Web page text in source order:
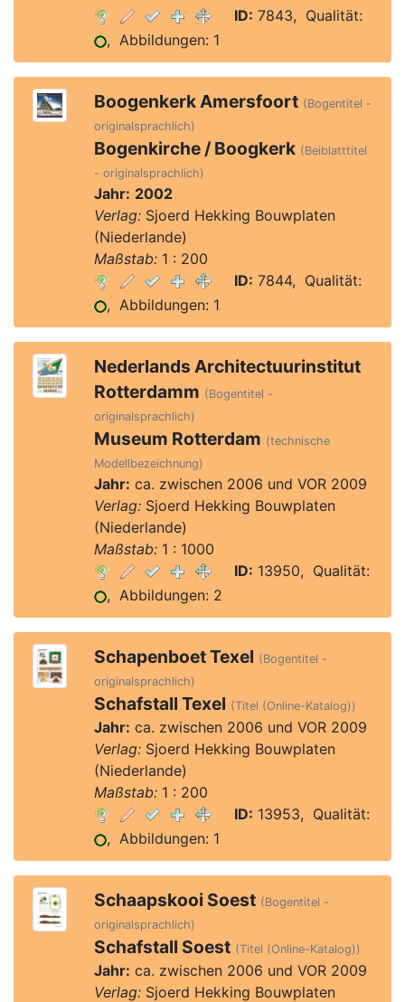
ID: 7843, Qualität:
, Abbildungen: 1
Boogenkerk Amersfoort (Bogentitel -
originalsprachlich)
Bogenkirche / Boogkerk (Beiblatttitel
- originalsprachlich)
Jahr: 2002
Verlag:Sjoerd Hekking Bouwplaten
(Niederlande)
Maßstab:1 : 200
ID: 7844, Qualität:
, Abbildungen: 1
Nederlands Architectuurinstitut
Rotterdamm (Bogentitel -
originalsprachlich)
Museum Rotterdam (technische
Modellbezeichnung)
Jahr: ca. zwischen 2006 und VOR 2009
Verlag:Sjoerd Hekking Bouwplaten
(Niederlande)
Maßstab:1 : 1000
ID: 13950, Qualität:
, Abbildungen: 2
Schapenboet Texel (Bogentitel -
originalsprachlich)
Schafstall Texel (Titel (Online-Katalog))
Jahr: ca. zwischen 2006 und VOR 2009
Verlag:Sjoerd Hekking Bouwplaten
(Niederlande)
Maßstab:1 : 200
ID: 13953, Qualität:
, Abbildungen: 1
Schaapskooi Soest (Bogentitel -
originalsprachlich)
Schafstall Soest (Titel (Online-Katalog))
Jahr: ca. zwischen 2006 und VOR 2009
Verlag:Sjoerd Hekking Bouwplaten